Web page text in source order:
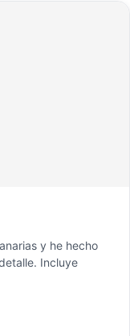
y he hecho
Incluye